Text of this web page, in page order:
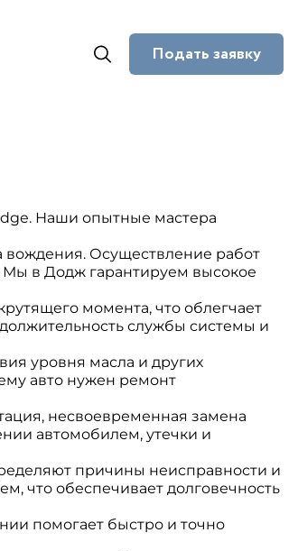
Подать заявку
Наши опытные мастера
вождения. Осуществление работ
в Додж гарантируем высокое
момента, что облегчает
службы системы и
уровня масла и других
авто нужен ремонт
несвоевременная замена
автомобилем, утечки и
причины неисправности и
что обеспечивает долговечность
помогает быстро и точно